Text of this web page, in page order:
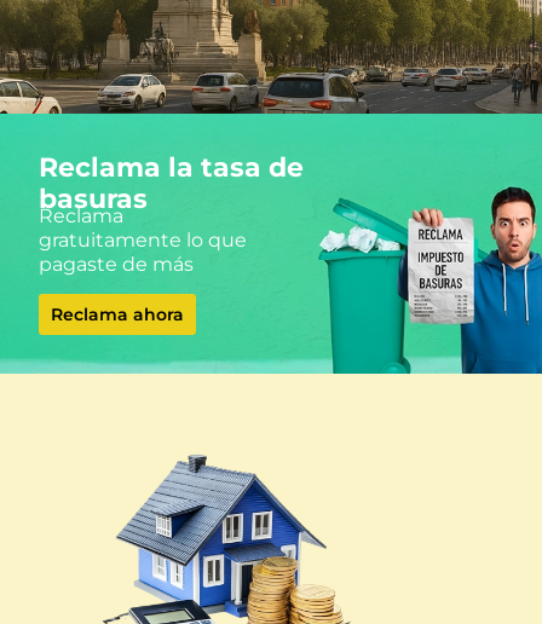
Reclama la tasa de
basuras
Reclama
gratuitamente lo que
pagaste de más
Reclama ahora